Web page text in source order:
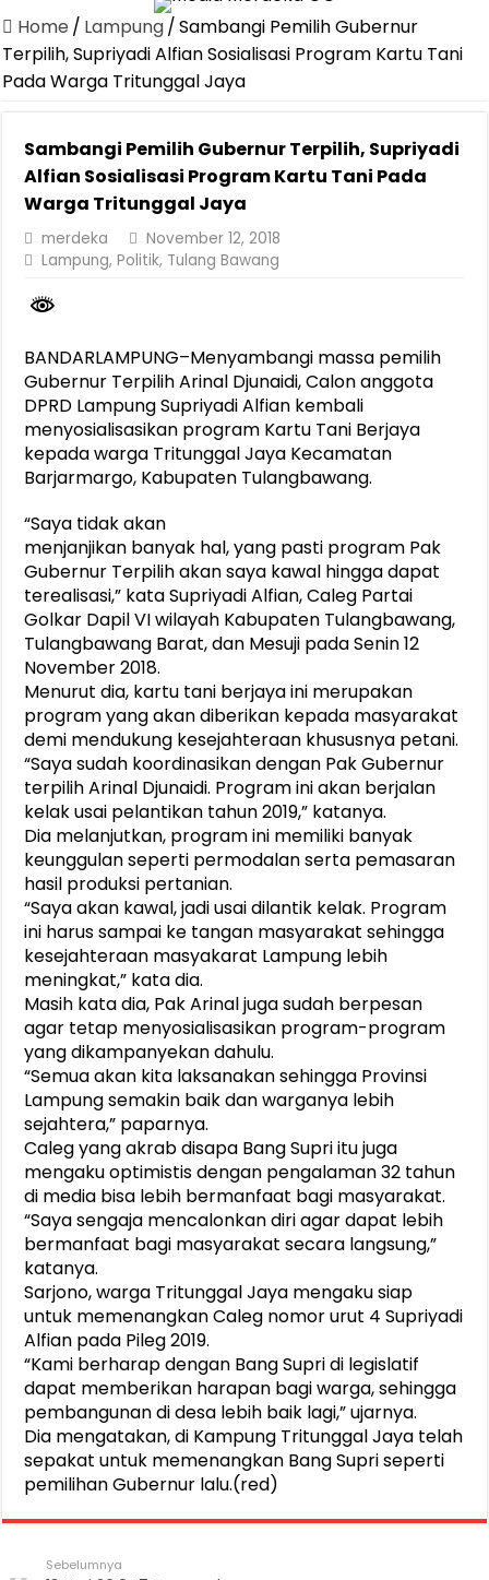
Canangkan Desa TAPIS dan Luncurkan Sekolah Lansia di
Pemprov Lampung Berhasil Kendalikan Inflasi, Jadi Provinsi
Dirut Jasa Raharja Dampingi Wamenhub Tinjau Penanganan
Pastikan Pelayanan Maksimal, Direksi Jasa Raharja Tinjau Korban
Dirut Jasa Raharja Dampingi Wamenhub Tinjau Penanganan
Jasa Raharja Jamin Seluruh Korban Kebakaran KM Mutiara
Home / Lampung/Sambangi Pemilih Gubernur
Terpilih, Supriyadi Alfian Sosialisasi Program Kartu Tani
Pada Warga Tritunggal Jaya
Sambangi Pemilih Gubernur Terpilih, Supriyadi
Alfian Sosialisasi Program Kartu Tani Pada
Warga Tritunggal Jaya
merdeka
November 12, 2018
Lampung,Politik, Tulang Bawang
BANDARLAMPUNG–Menyambangi massa pemilih
Gubernur Terpilih Arinal Djunaidi, Calon anggota
DPRD Lampung Supriyadi Alfian kembali
menyosialisasikan program Kartu Tani Berjaya
kepada warga Tritunggal Jaya Kecamatan
Barjarmargo, Kabupaten Tulangbawang.
“Saya tidak akan
menjanjikan banyak hal, yang pasti program Pak
Gubernur Terpilih akan saya kawal hingga dapat
terealisasi,” kata Supriyadi Alfian, Caleg Partai
Golkar Dapil VI wilayah Kabupaten Tulangbawang,
Tulangbawang Barat, dan Mesuji pada Senin 12
November 2018.
Menurut dia, kartu tani berjaya ini merupakan
program yang akan diberikan kepada masyarakat
demi mendukung kesejahteraan khususnya petani.
“Saya sudah koordinasikan dengan Pak Gubernur
terpilih Arinal Djunaidi. Program ini akan berjalan
kelak usai pelantikan tahun 2019,” katanya.
Dia melanjutkan, program ini memiliki banyak
keunggulan seperti permodalan serta pemasaran
hasil produksi pertanian.
“Saya akan kawal, jadi usai dilantik kelak. Program
ini harus sampai ke tangan masyarakat sehingga
kesejahteraan masyakarat Lampung lebih
meningkat,” kata dia.
Masih kata dia, Pak Arinal juga sudah berpesan
agar tetap menyosialisasikan program-program
yang dikampanyekan dahulu.
“Semua akan kita laksanakan sehingga Provinsi
Lampung semakin baik dan warganya lebih
sejahtera,” paparnya.
Caleg yang akrab disapa Bang Supri itu juga
mengaku optimistis dengan pengalaman 32 tahun
di media bisa lebih bermanfaat bagi masyarakat.
“Saya sengaja mencalonkan diri agar dapat lebih
bermanfaat bagi masyarakat secara langsung,”
katanya.
Sarjono, warga Tritunggal Jaya mengaku siap
untuk memenangkan Caleg nomor urut 4 Supriyadi
Alfian pada Pileg 2019.
“Kami berharap dengan Bang Supri di legislatif
dapat memberikan harapan bagi warga, sehingga
pembangunan di desa lebih baik lagi,” ujarnya.
Dia mengatakan, di Kampung Tritunggal Jaya telah
sepakat untuk memenangkan Bang Supri seperti
pemilihan Gubernur lalu.(red)
Sebelumnya